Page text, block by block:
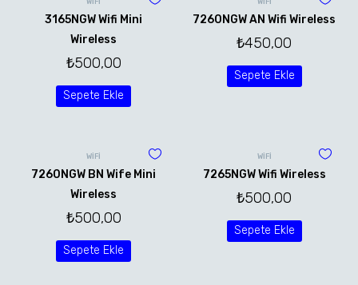
3165NGW Wifi Mini
Wireless
₺500,00
Sepete Ekle
7260NGW AN Wifi Wireless
₺450,00
Sepete Ekle
WİFİ
7260NGW BN Wife Mini
Wireless
₺500,00
Sepete Ekle
WİFİ
7265NGW Wifi Wireless
₺500,00
Sepete Ekle